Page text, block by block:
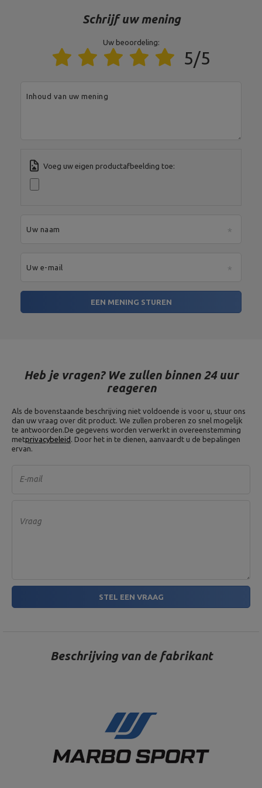
Schrijf uw mening
Uw beoordeling:
5/5
Inhoud van uw mening
Voeg uw eigen productafbeelding toe:
Uw naam
Uw e-mail
EEN MENING STUREN
Heb je vragen? We zullen binnen 24 uur
reageren
Als de bovenstaande beschrijving niet voldoende is voor u, stuur ons
dan uw vraag over dit product. We zullen proberen zo snel mogelijk
te antwoorden.De gegevens worden verwerkt in overeenstemming
metprivacybeleid . Door het in te dienen, aanvaardt u de bepalingen
ervan.
E-mail
Vraag
STEL EEN VRAAG
Beschrijving van de fabrikant